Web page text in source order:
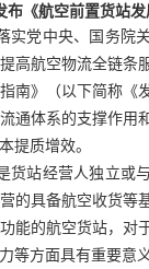
布《航空前置货站发
实党中央、国务院
高航空物流全链条
南》（以下简称《
通体系的支撑作用
提质增效。
货站经营人独立或
的具备航空收货等
能的航空货站，对
等方面具有重要意义